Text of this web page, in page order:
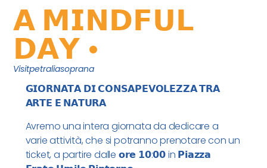
𝗔 𝗠𝗜𝗡𝗗𝗙𝗨𝗟
𝗗𝗔𝗬 •
Visitpetraliasoprana
𝗚𝗜𝗢𝗥𝗡𝗔𝗧𝗔 𝗗𝗜 𝗖𝗢𝗡𝗦𝗔𝗣𝗘𝗩𝗢𝗟𝗘𝗭𝗭𝗔 𝗧𝗥𝗔
𝗔𝗥𝗧𝗘 𝗘 𝗡𝗔𝗧𝗨𝗥𝗔
Avremo una intera giornata da dedicare a
varie attività, che si potranno prenotare con un
ticket, a partire dalle 𝗼𝗿𝗲 𝟭𝟬:𝟬𝟬 in 𝗣𝗶𝗮𝘇𝘇𝗮